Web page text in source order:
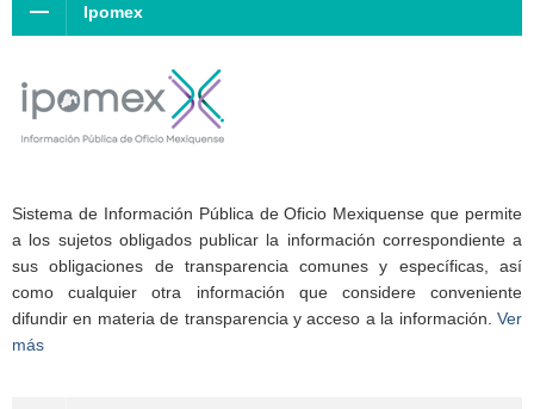
Ipomex
Sistema de Información Pública de Oficio Mexiquense que permite
a los sujetos obligados publicar la información correspondiente a
sus obligaciones de transparencia comunes y específicas, así
como cualquier otra información que considere conveniente
difundir en materia de transparencia y acceso a la información. Ver
más